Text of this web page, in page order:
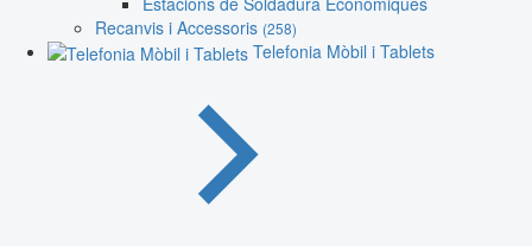
Recanvis i Accessoris (258)
Telefonia Mòbil i Tablets